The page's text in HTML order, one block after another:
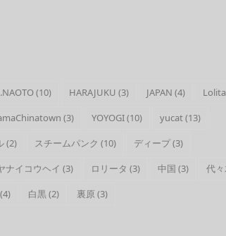
(10) HARAJUKU (3) JAPAN (4) Lolita
(3) YOYOGI(10) yucat(13)
(2) スチームパンク (10) ディープ(3)
ナイコウヘイ (3) ロリータ (3) 中国 (3) 代
(4) 白黒 (2) 裏原(3)